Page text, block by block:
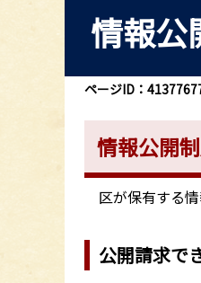
こ
情報公
ページID：
情報公開
区が保有する情
公開請求で